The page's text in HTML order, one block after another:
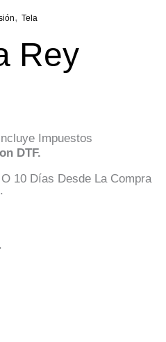
, Tela
Rey
Impuestos
DTF.
10 Días Desde La Compra